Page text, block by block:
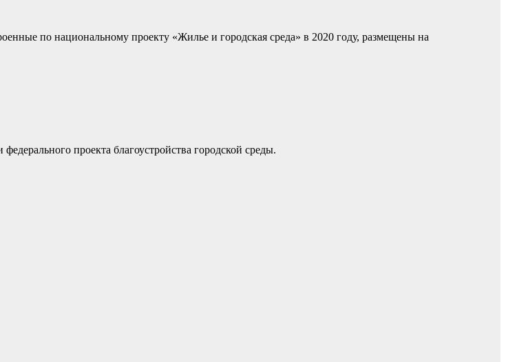
по национальному проекту «Жилье и городская среда» в 2020 году, размещены на
проекта благоустройства городской среды.